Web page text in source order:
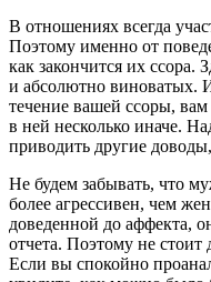
В отношениях всегда
Поэтому именно от
как закончится их ссора.
и абсолютно виноватых.
течение вашей ссоры,
в ней несколько иначе.
приводить другие
Не будем забывать, что
более агрессивен, чем
доведенной до аффекта,
отчета. Поэтому не стоит
Если вы спокойно